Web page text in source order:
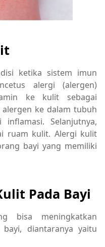
ketika sistem imun
alergi (alergen)
ke kulit sebagai
ke dalam tubuh
Selanjutnya,
ruam kulit. Alergi kulit
bayi yang memiliki
Pada Bayi
bisa meningkatkan
diantaranya yaitu